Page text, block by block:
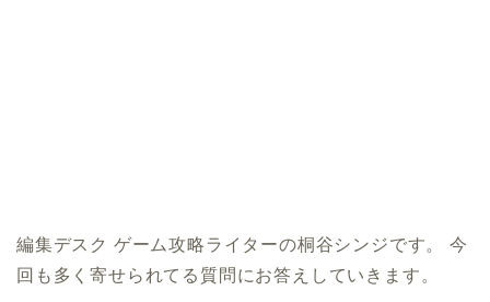
編集デスク ゲーム攻略ライターの桐谷シンジです。 今
回も多く寄せられてる質問にお答えしていきます。